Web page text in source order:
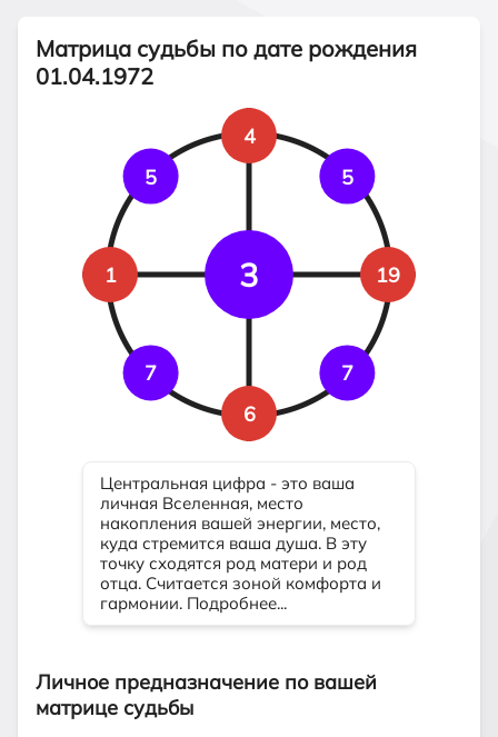
Матрица судьбы по дате рождения
01.04.1972
1
4
19
6
5 5
7
7
3
Личное предназначение по вашей
матрице судьбы